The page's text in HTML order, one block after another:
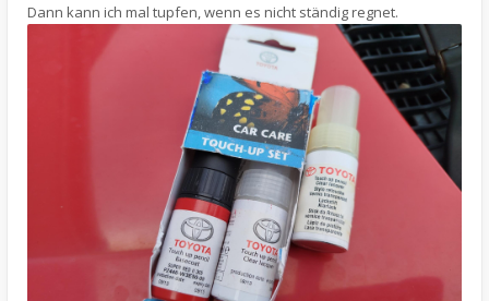
Dann kann ich mal tupfen, wenn es nicht ständig regnet.